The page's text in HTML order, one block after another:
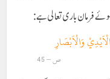
ہوئےفرمان باری تعالی ہے:
وَالْاَبْصَارِ
ص – 45